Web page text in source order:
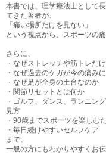
本書では、理学療法士として
てきた著者が、
「痛い場所だけを見ない」
という視点から、スポーツの
さらに、
・なぜストレッチや筋トレだ
・なぜ過去のケガが今の痛み
・なぜ足が全身の土台なのか
・関節リセットとは何か
・ゴルフ、ダンス、ランニン
見方
・90歳までスポーツを楽しむ
・毎日続けやすいセルフケア
まで、
一般の方にもわかりやすくお伝